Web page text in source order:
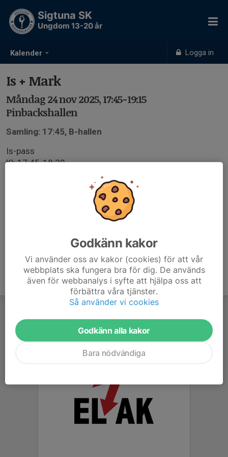
Kalender Logga in
Sigtuna SK
Ungdom 13-20 år
Is + Mark
Måndag 24 nov 2025, 17:45-19:15
Pinbackshallen
Samling: 17:45, B-hallen
Is-pass
Kl: 17:45-18:30
Godkänn kakor
Vi använder oss av kakor (cookies) för att vår
webbplats ska fungera bra för dig. De används
även för webbanalys i syfte att hjälpa oss att
förbättra våra tjänster.
Så använder vi cookies
Godkänn alla kakor
Bara nödvändiga